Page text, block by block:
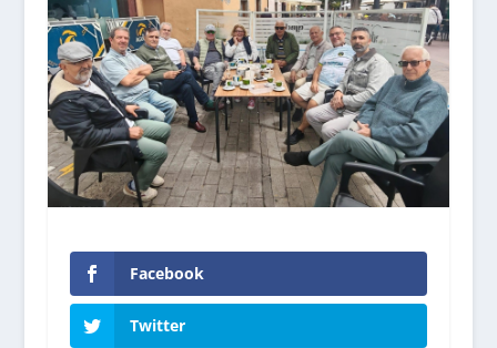
Facebook
Twitter